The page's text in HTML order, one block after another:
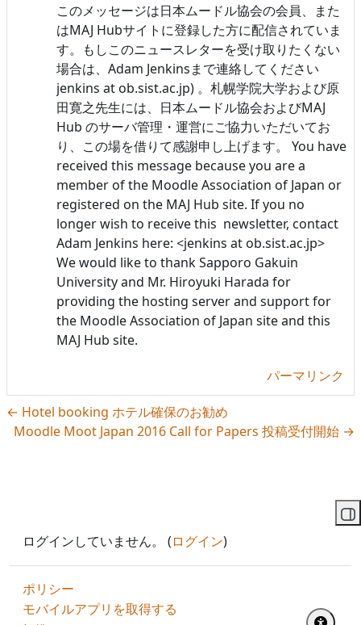
このメッセージは日本ムードル協会の会員、また
はMAJ Hubサイトに登録した方に配信されていま
す。もしこのニュースレターを受け取りたくない
場合は、Adam Jenkinsまで連絡してください
jenkins at ob.sist.ac.jp) 。札幌学院大学および原
田寛之先生には、日本ムードル協会およびMAJ
Hub のサーバ管理・運営にご協力いただいてお
り、この場を借りて感謝申し上げます。 You have
received this message because you are a
member of the Moodle Association of Japan or
registered on the MAJ Hub site. If you no
longer wish to receive this newsletter, contact
Adam Jenkins here: <jenkins at ob.sist.ac.jp>
We would like to thank Sapporo Gakuin
University and Mr. Hiroyuki Harada for
providing the hosting server and support for
the Moodle Association of Japan site and this
MAJ Hub site.
パーマリンク
← Hotel booking ホテル確保のお勧め
Moodle Moot Japan 2016 Call for Papers 投稿受付開始 →
ログインしていません。 (ログイン)
ポリシー
モバイルアプリを取得する